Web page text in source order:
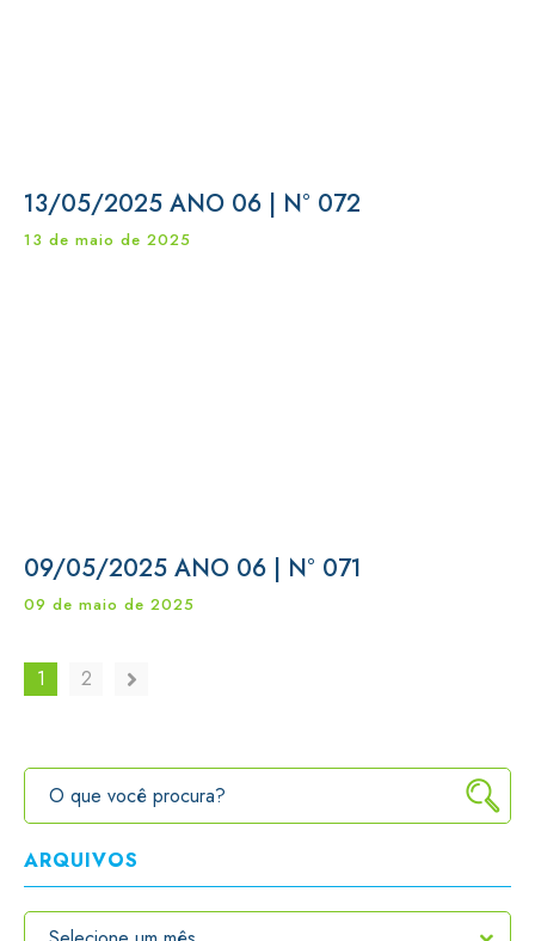
13/05/2025 ANO 06 | N° 072
13 de maio de 2025
09/05/2025 ANO 06 | N° 071
09 de maio de 2025
1 2
ARQUIVOS